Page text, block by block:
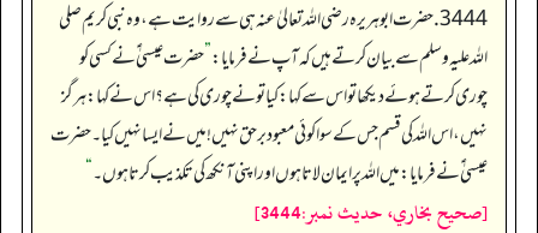
3444. حضرت ابوہریرہ رضی اللہ تعالیٰ عنہ ہی سے روایت ہے، وہ نبی کریم صلی
اللہ علیہ وسلم سے بیان کرتے ہیں کہ آپ نے فرمایا:”حضرت عیسیٰ ؑ نے کسی کو
چوری کرتے ہوئے دیکھا تو اس سے کہا: کیا تو نے چوری کی ہے؟ اس نے کہا: ہرگز
نہیں، اس اللہ کی قسم جس کے سوا کوئی معبود برحق نہیں! میں نے ایسا نہیں کیا۔ حضرت
عیسیٰ ؑ نے فرمایا: میں اللہ پر ایمان لاتا ہوں اور اپنی آنکھ کی تکذیب کرتا ہوں۔“
[صحيح بخاري، حديث نمبر:3444]